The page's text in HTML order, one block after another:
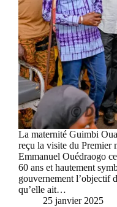
La maternité Guimbi
reçu la visite du Premier
Emmanuel Ouédraogo
60 ans et hautement
gouvernement l’objectif
qu’elle ait…
25 janvier 2025